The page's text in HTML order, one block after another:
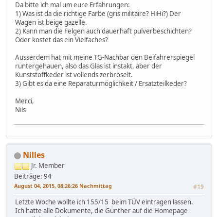
Da bitte ich mal um eure Erfahrungen:
1) Was ist da die richtige Farbe (gris militaire? HiHi?) Der
Wagen ist beige gazelle.
2) Kann man die Felgen auch dauerhaft pulverbeschichten?
Oder kostet das ein Vielfaches?
Ausserdem hat mit meine TG-Nachbar den Beifahrerspiegel
runtergehauen, also das Glas ist instakt, aber der
Kunststoffkeder ist vollends zerbröselt.
3) Gibt es da eine Reparaturmöglichkeit / Ersatzteilkeder?
Merci,
Nils
Nilles
Jr. Member
Beiträge: 94
August 04, 2015, 08:26:26 Nachmittag #19
Letzte Woche wollte ich 155/15 beim TÜV eintragen lassen.
Ich hatte alle Dokumente, die Günther auf die Homepage